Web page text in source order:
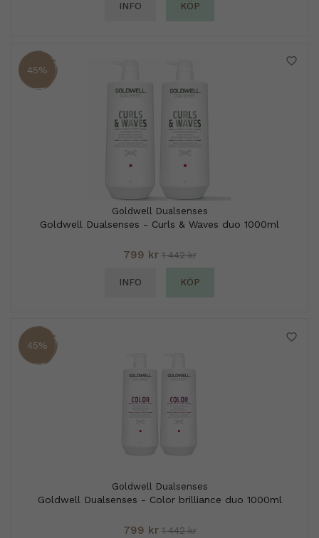
INFO KÖP
45%
Goldwell Dualsenses
Goldwell Dualsenses - Curls & Waves duo 1000ml
799 kr 1 442 kr
INFO KÖP
45%
Goldwell Dualsenses
Goldwell Dualsenses - Color brilliance duo 1000ml
799 kr 1 442 kr